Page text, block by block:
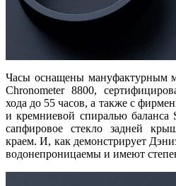
Часы оснащены мануфактурным
Chronometer 8800,
хода до 55 часов, а также с
и кремниевой спиралью баланса
сапфировое стекло задней
краем. И, как демонстрирует
водонепроницаемы и имеют